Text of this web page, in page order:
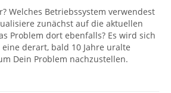
Welches Betriebssystem verwendest
zunächst auf die aktuellen
Problem dort ebenfalls? Es wird sich
derart, bald 10 Jahre uralte
Dein Problem nachzustellen.